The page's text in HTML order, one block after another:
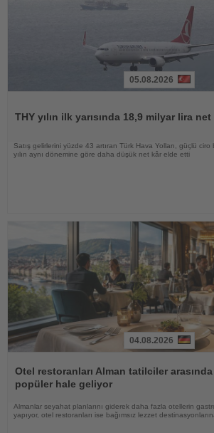
05.08.2026
THY yılın ilk yarısında 18,9 milyar lira net
Satış gelirlerini yüzde 43 artıran Türk Hava Yolları, güçlü
yılın aynı dönemine göre daha düşük net kâr elde etti
Oku
04.08.2026
Otel restoranları Alman tatilciler
popüler hale geliyor
Almanlar seyahat planlarını giderek daha fazla otellerin
yapıyor, otel restoranları ise bağımsız lezzet